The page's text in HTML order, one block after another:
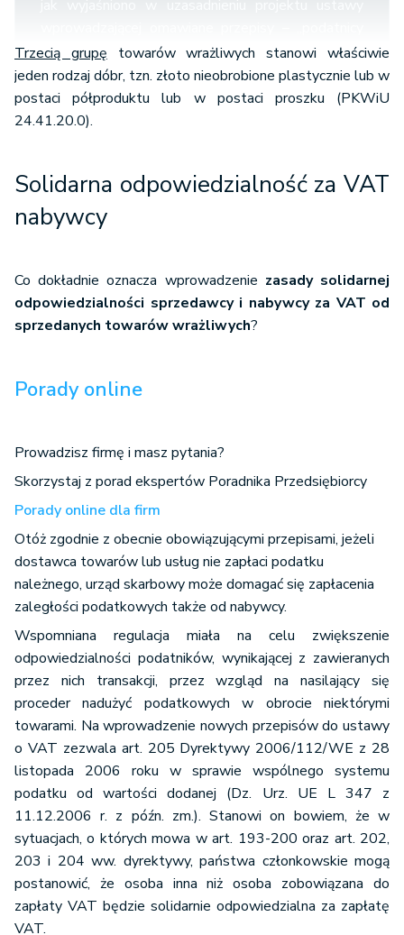
prowadzący stacje paliw i stacje gazu płynnego,
tak jak i podatnicy dostarczający gaz przewodowy,
z reguły nie są podatnikami wykorzystującymi
mechanizm >>znikającego<< podatnika".
Trzecią grupę towarów wrażliwych stanowi właściwie
jeden rodzaj dóbr, tzn. złoto nieobrobione plastycznie lub w
postaci półproduktu lub w postaci proszku (PKWiU
24.41.20.0).
Solidarna odpowiedzialność za VAT
nabywcy
Co dokładnie oznacza wprowadzenie zasady solidarnej
odpowiedzialności sprzedawcy i nabywcy za VAT od
sprzedanych towarów wrażliwych?
Porady online
Prowadzisz firmę i masz pytania?
Skorzystaj z porad ekspertów Poradnika Przedsiębiorcy
Porady online dla firm
Otóż zgodnie z obecnie obowiązującymi przepisami, jeżeli
dostawca towarów lub usług nie zapłaci podatku
należnego, urząd skarbowy może domagać się zapłacenia
zaległości podatkowych także od nabywcy.
Wspomniana regulacja miała na celu zwiększenie
odpowiedzialności podatników, wynikającej z zawieranych
przez nich transakcji, przez wzgląd na nasilający się
proceder nadużyć podatkowych w obrocie niektórymi
towarami. Na wprowadzenie nowych przepisów do ustawy
o VAT zezwala art. 205 Dyrektywy 2006/112/WE z 28
listopada 2006 roku w sprawie wspólnego systemu
podatku od wartości dodanej (Dz. Urz. UE L 347 z
11.12.2006 r. z późn. zm.). Stanowi on bowiem, że w
sytuacjach, o których mowa w art. 193-200 oraz art. 202,
203 i 204 ww. dyrektywy, państwa członkowskie mogą
postanowić, że osoba inna niż osoba zobowiązana do
zapłaty VAT będzie solidarnie odpowiedzialna za zapłatę
VAT.